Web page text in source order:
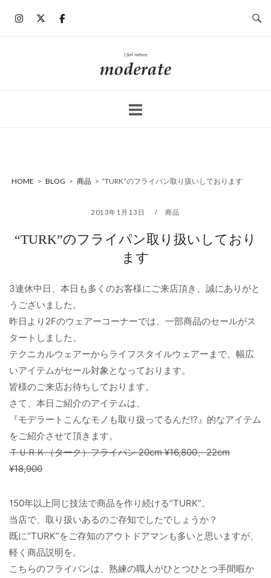
ホ
ー
HOME > BLOG > 商品 > “TURK”のフライパン取り扱いしております
2013年1月13日 商品
“TURK”のフライパン取り扱いしており
ます
3連休中日、本日も多くのお客様にご来店頂き、誠にありがと
うございました。
昨日より2Fのウェアーコーナーでは、一部商品のセールがス
タートしました。
テクニカルウェアーからライフスタイルウェアーまで、幅広
いアイテムがセール対象となっております。
皆様のご来店お待ちしております。
さて、本日ご紹介のアイテムは、
『モデラートこんなモノも取り扱ってるんだ!?』的なアイテム
をご紹介させて頂きます。
ＴＵＲＫ（ターク）フライパン 20cm ¥16,800、22cm
¥18,900
150年以上同じ技法で商品を作り続ける“TURK”。
当店で、取り扱いあるのご存知でしたでしょうか？
既に“TURK”をご存知のアウトドアマンも多いと思いますが、
軽く商品説明を。
こちらのフライパンは、熟練の職人がひとつひとつ手間暇か